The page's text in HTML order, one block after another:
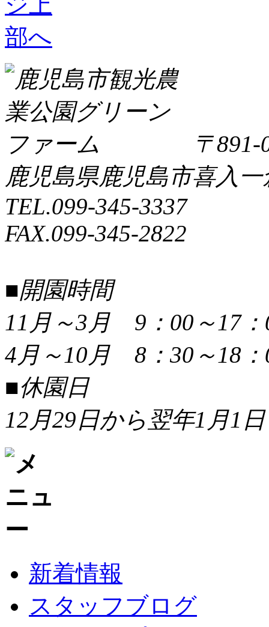
〒891-
鹿児島県鹿児島市喜入一
TEL.099-345-3337
FAX.099-345-2822
■開園時間
11月～3月 9：00～17：
4月～10月 8：30～18：
■休園日
12月29日から翌年1月1日
新着情報
スタッフブログ